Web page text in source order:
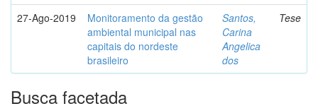
27-Ago-2019
Monitoramento da gestão
ambiental municipal nas
capitais do nordeste
brasileiro
Santos,
Carina
Angelica
dos
Tese
Busca facetada